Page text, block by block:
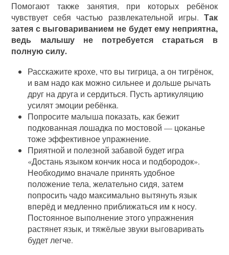
Помогают также занятия, при которых ребёнок
чувствует себя частью развлекательной игры. Так
затея с выговариванием не будет ему неприятна,
ведь малышу не потребуется стараться в
полную силу.
Расскажите крохе, что вы тигрица, а он тигрёнок,
и вам надо как можно сильнее и дольше рычать
друг на друга и сердиться. Пусть артикуляцию
усилят эмоции ребёнка.
Попросите малыша показать, как бежит
подкованная лошадка по мостовой — цоканье
тоже эффективное упражнение.
Приятной и полезной забавой будет игра
«Достань языком кончик носа и подбородок».
Необходимо вначале принять удобное
положение тела, желательно сидя, затем
попросить чадо максимально вытянуть язык
вперёд и медленно приближаться им к носу.
Постоянное выполнение этого упражнения
растянет язык, и тяжёлые звуки выговаривать
будет легче.